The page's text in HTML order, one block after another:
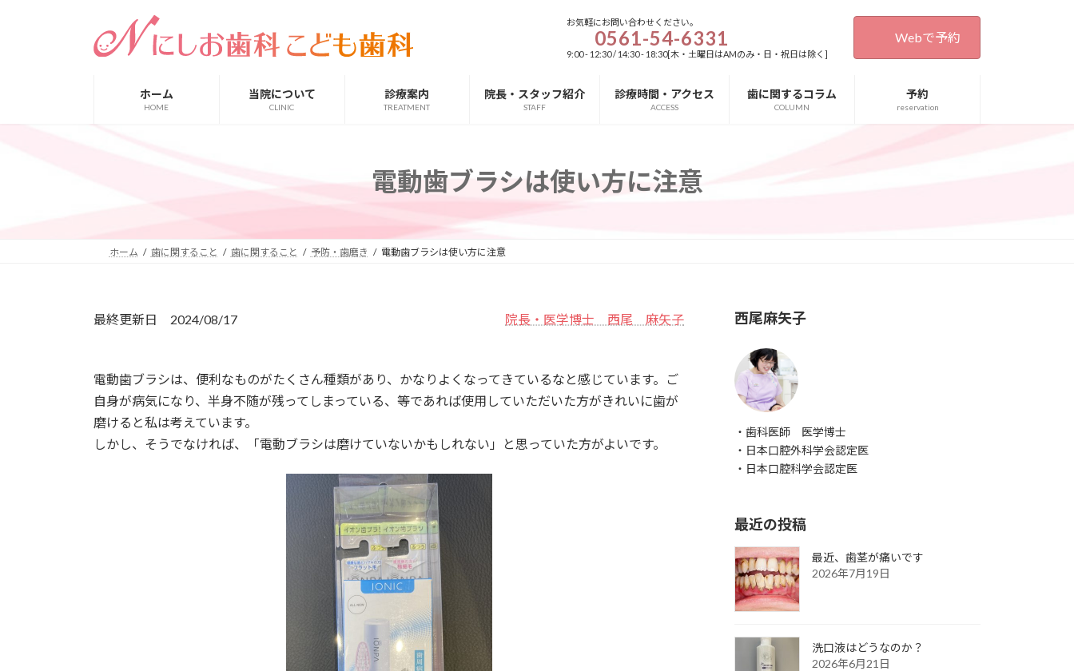
お気軽にお問い合わせください。
0561-54-6331
9:00 - 12:30 / 14:30 - 18:30[木・土曜日はAMのみ・日・祝日は除く]
Webで予約
ホーム
HOME
当院について
CLINIC
診療案内
TREATMENT
院長・スタッフ紹介
STAFF
診療時間・アクセス
ACCESS
歯に関するコラム
COLUMN
予約
reservation
電動歯ブラシは使い方に注意
ホーム 歯に関すること 歯に関すること 予防・歯磨き 電動歯ブラシは使い方に注意
最終更新日 2024/08/17 院長・医学博士 西尾 麻矢子
電動歯ブラシは、便利なものがたくさん種類があり、かなりよくなってきているなと感じています。ご
自身が病気になり、半身不随が残ってしまっている、等であれば使用していただいた方がきれいに歯が
磨けると私は考えています。
しかし、そうでなければ、「電動ブラシは磨けていないかもしれない」と思っていた方がよいです。
西尾麻矢子
・歯科医師 医学博士
・日本口腔外科学会認定医
・日本口腔科学会認定医
最近の投稿
最近、歯茎が痛いです
2026年7月19日
洗口液はどうなのか？
2026年6月21日